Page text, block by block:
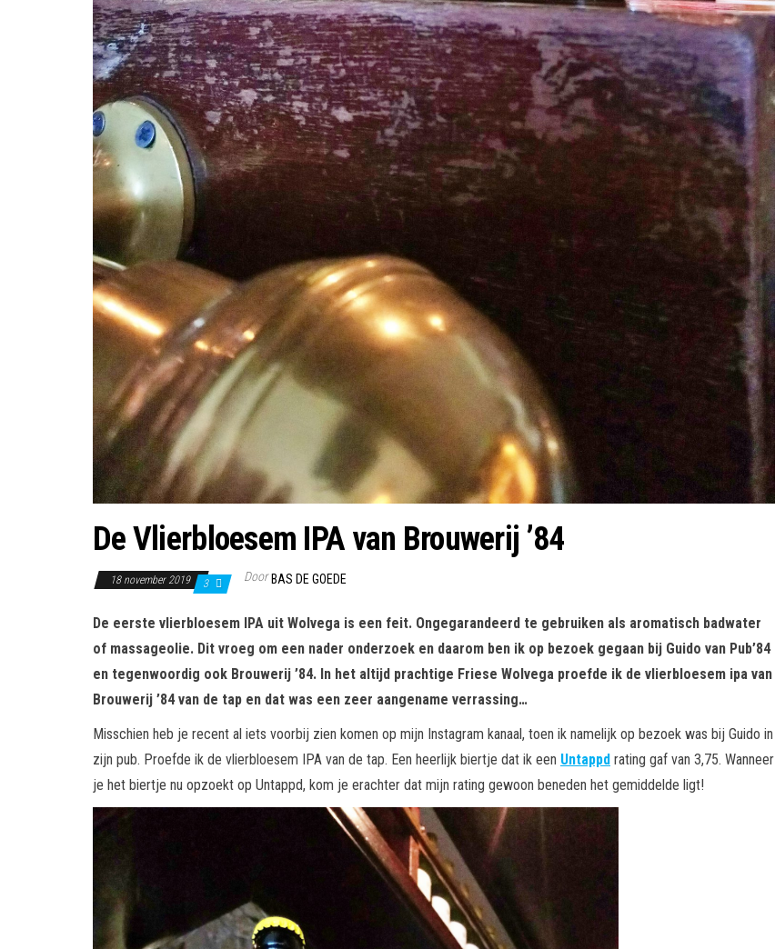
De Vlierbloesem IPA van Brouwerij ’84
18 november 2019 3 Door BAS DE GOEDE
De eerste vlierbloesem IPA uit Wolvega is een feit. Ongegarandeerd te gebruiken als aromatisch badwater
of massageolie. Dit vroeg om een nader onderzoek en daarom ben ik op bezoek gegaan bij Guido van Pub’84
en tegenwoordig ook Brouwerij ’84. In het altijd prachtige Friese Wolvega proefde ik de vlierbloesem ipa van
Brouwerij ’84 van de tap en dat was een zeer aangename verrassing…
Misschien heb je recent al iets voorbij zien komen op mijn Instagram kanaal, toen ik namelijk op bezoek was bij Guido in
zijn pub. Proefde ik de vlierbloesem IPA van de tap. Een heerlijk biertje dat ik een Untappd rating gaf van 3,75. Wanneer
je het biertje nu opzoekt op Untappd, kom je erachter dat mijn rating gewoon beneden het gemiddelde ligt!